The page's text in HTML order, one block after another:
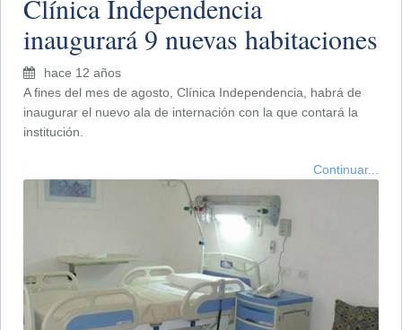
Clínica Independencia
inaugurará 9 nuevas habitaciones
hace 12 años
A fines del mes de agosto, Clínica Independencia, habrá de
inaugurar el nuevo ala de internación con la que contará la
institución.
Continuar...